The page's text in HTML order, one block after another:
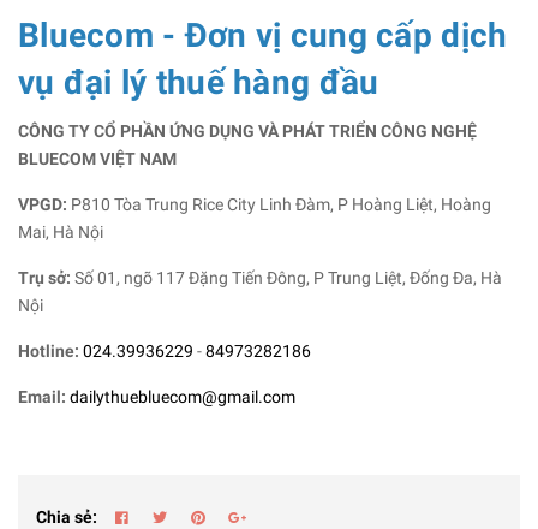
Bluecom - Đơn vị cung cấp dịch
vụ đại lý thuế hàng đầu
CÔNG TY CỔ PHẦN ỨNG DỤNG VÀ PHÁT TRIỂN CÔNG NGHỆ
BLUECOM VIỆT NAM
VPGD: P810 Tòa Trung Rice City Linh Đàm, P Hoàng Liệt, Hoàng
Mai, Hà Nội
Trụ sở: Số 01, ngõ 117 Đặng Tiến Đông, P Trung Liệt, Đống Đa, Hà
Nội
Hotline: 024.39936229 -84973282186
Email: dailythuebluecom@gmail.com
Chia sẻ: